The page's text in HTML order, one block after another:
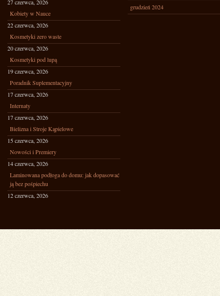
27 czerwca, 2026
Kobiety w Nauce
22 czerwca, 2026
Kosmetyki zero waste
20 czerwca, 2026
Kosmetyki pod lupą
19 czerwca, 2026
Poradnik Suplementacyjny
17 czerwca, 2026
Internaty
17 czerwca, 2026
Bielizna i Stroje Kąpielowe
15 czerwca, 2026
Nowości i Premiery
14 czerwca, 2026
Laminowana podłoga do domu: jak dopasować
ją bez pośpiechu
12 czerwca, 2026
grudzień 2024